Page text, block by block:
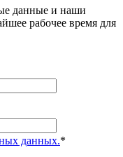
данные и наши
рабочее время для
данных.*